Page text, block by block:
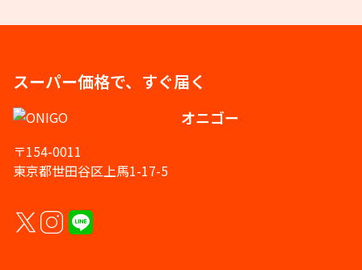
スーパー価格で、すぐ届く
オニゴー
〒154-0011
東京都世田谷区上馬1-17-5